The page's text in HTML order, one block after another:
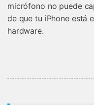
micrófono no puede
de que tu iPhone está
hardware.